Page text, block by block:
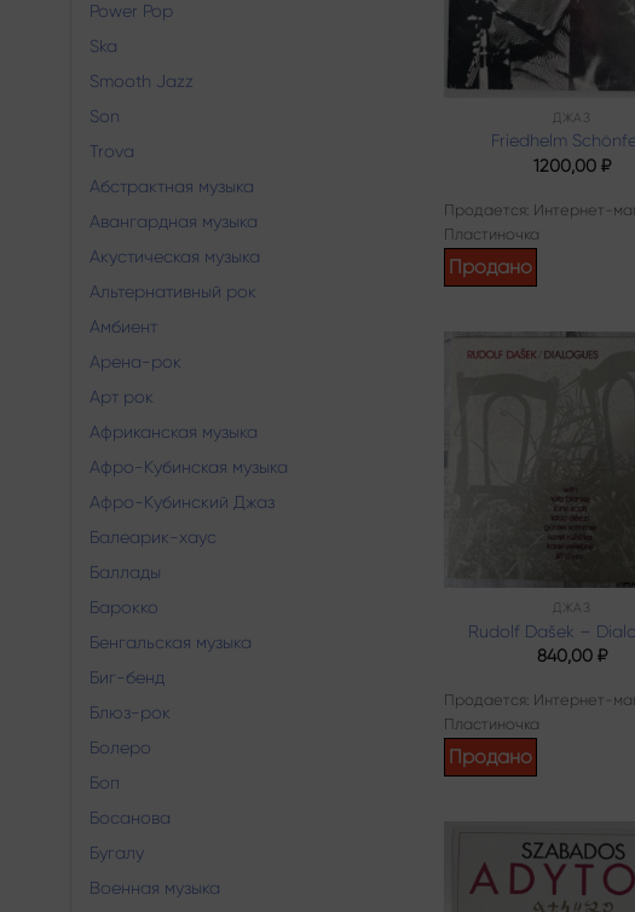
Power Pop
Ska
Smooth Jazz
Son
Trova
Абстрактная музыка
Авангардная музыка
Акустическая музыка
Альтернативный рок
Амбиент
Арена-рок
Арт рок
Африканская музыка
Афро-Кубинская музыка
Афро-Кубинский Джаз
Балеарик-хаус
Баллады
Барокко
Бенгальская музыка
Биг-бенд
Блюз-рок
Болеро
Боп
Босанова
Бугалу
Военная музыка
ДЖАЗ
Friedhelm
1200,00 ₽
Продается: Интернет-
Пластиночка
Продано
ДЖАЗ
Rudolf Dašek –
840,00 ₽
Продается: Интернет-
Пластиночка
Продано